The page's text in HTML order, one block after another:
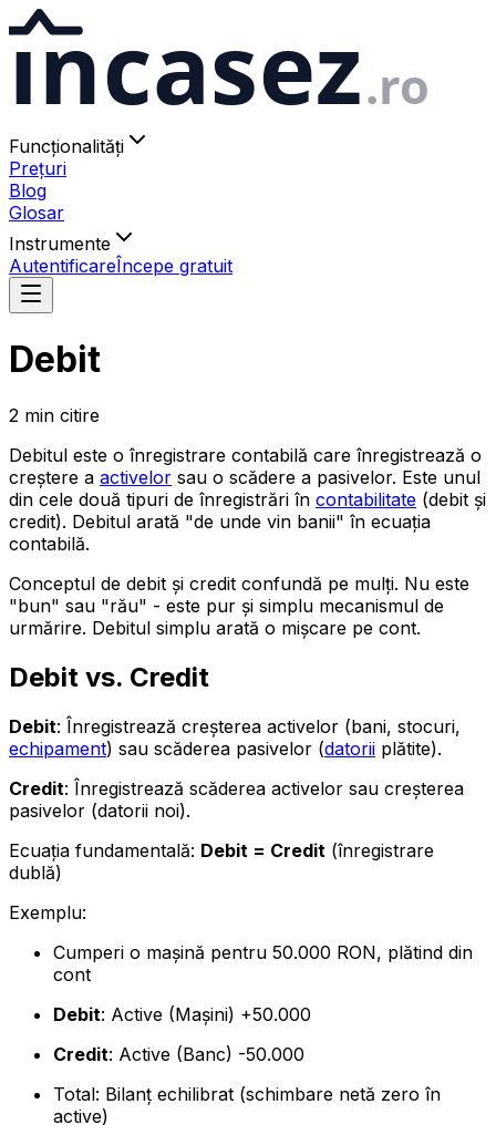
ıncasez.ro
Funcționalități
Prețuri
Blog
Glosar
Instrumente
AutentificareÎncepe gratuit
Debit
2 min citire
Debitul este o înregistrare contabilă care înregistrează o
creștere a activelor sau o scădere a pasivelor. Este unul
din cele două tipuri de înregistrări în contabilitate (debit și
credit). Debitul arată "de unde vin banii" în ecuația
contabilă.
Conceptul de debit și credit confundă pe mulți. Nu este
"bun" sau "rău" - este pur și simplu mecanismul de
urmărire. Debitul simplu arată o mișcare pe cont.
Debit vs. Credit
Debit: Înregistrează creșterea activelor (bani, stocuri,
echipament) sau scăderea pasivelor (datorii plătite).
Credit: Înregistrează scăderea activelor sau creșterea
pasivelor (datorii noi).
Ecuația fundamentală: Debit = Credit (înregistrare
dublă)
Exemplu:
Cumperi o mașină pentru 50.000 RON, plătind din
cont
Debit: Active (Mașini) +50.000
Credit: Active (Banc) -50.000
Total: Bilanț echilibrat (schimbare netă zero în
active)